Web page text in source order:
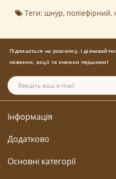
Теги: шнур, поліефірний,
Підпишіться на розсилку, і
новинки, акції та знижки першими!
Інформація
Додатково
Основні категорії